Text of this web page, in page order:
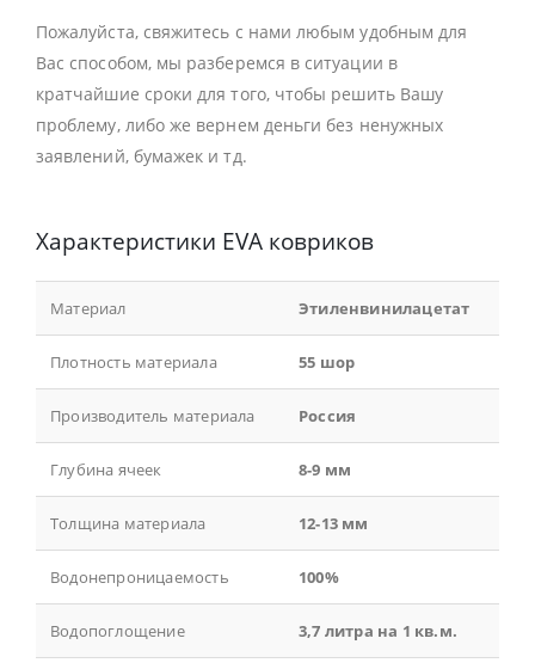
Пожалуйста, свяжитесь с нами любым удобным для
Вас способом, мы разберемся в ситуации в
кратчайшие сроки для того, чтобы решить Вашу
проблему, либо же вернем деньги без ненужных
заявлений, бумажек и тд.
Характеристики EVA ковриков
Материал Этиленвинилацетат
Плотность материала 55 шор
Производитель материала Россия
Глубина ячеек 8-9 мм
Толщина материала 12-13 мм
Водонепроницаемость 100%
Водопоглощение 3,7 литра на 1 кв.м.